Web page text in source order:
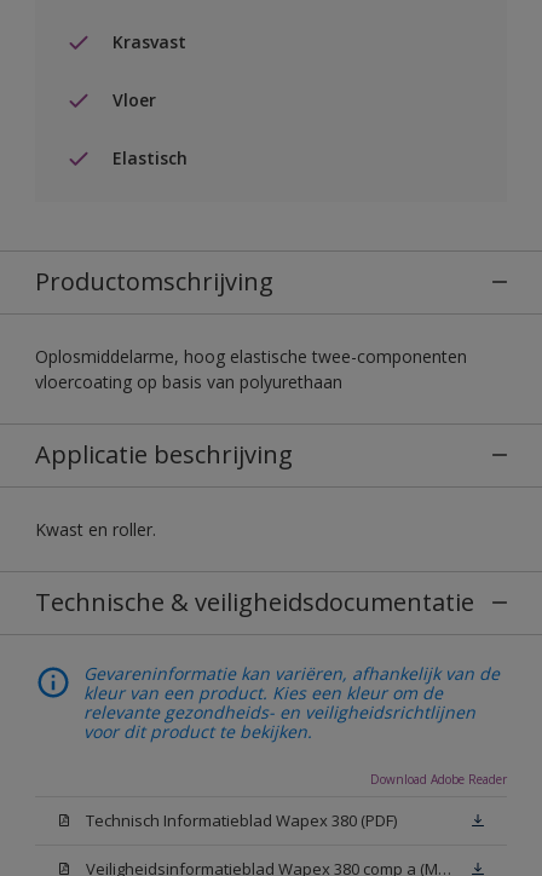
Krasvast
Vloer
Elastisch
Productomschrijving
Oplosmiddelarme, hoog elastische twee-componenten
vloercoating op basis van polyurethaan
Applicatie beschrijving
Kwast en roller.
Technische & veiligheidsdocumentatie
Gevareninformatie kan variëren, afhankelijk van de
kleur van een product. Kies een kleur om de
relevante gezondheids- en veiligheidsrichtlijnen
voor dit product te bekijken.
Download Adobe Reader
Technisch Informatieblad Wapex 380 (PDF)
Veiligheidsinformatieblad Wapex 380 comp a (MSDS)